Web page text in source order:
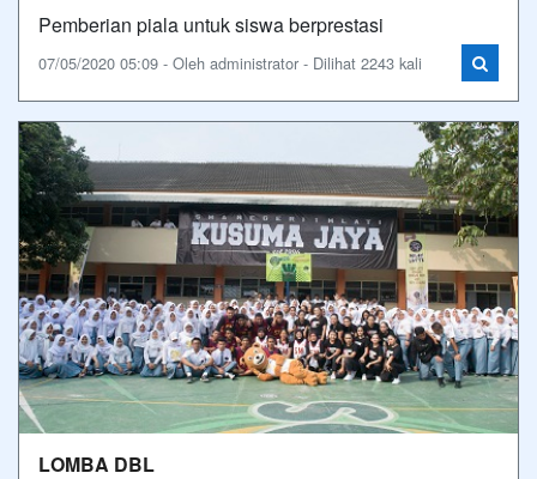
Pemberian piala untuk siswa berprestasi
07/05/2020 05:09 - Oleh administrator - Dilihat 2243 kali
LOMBA DBL